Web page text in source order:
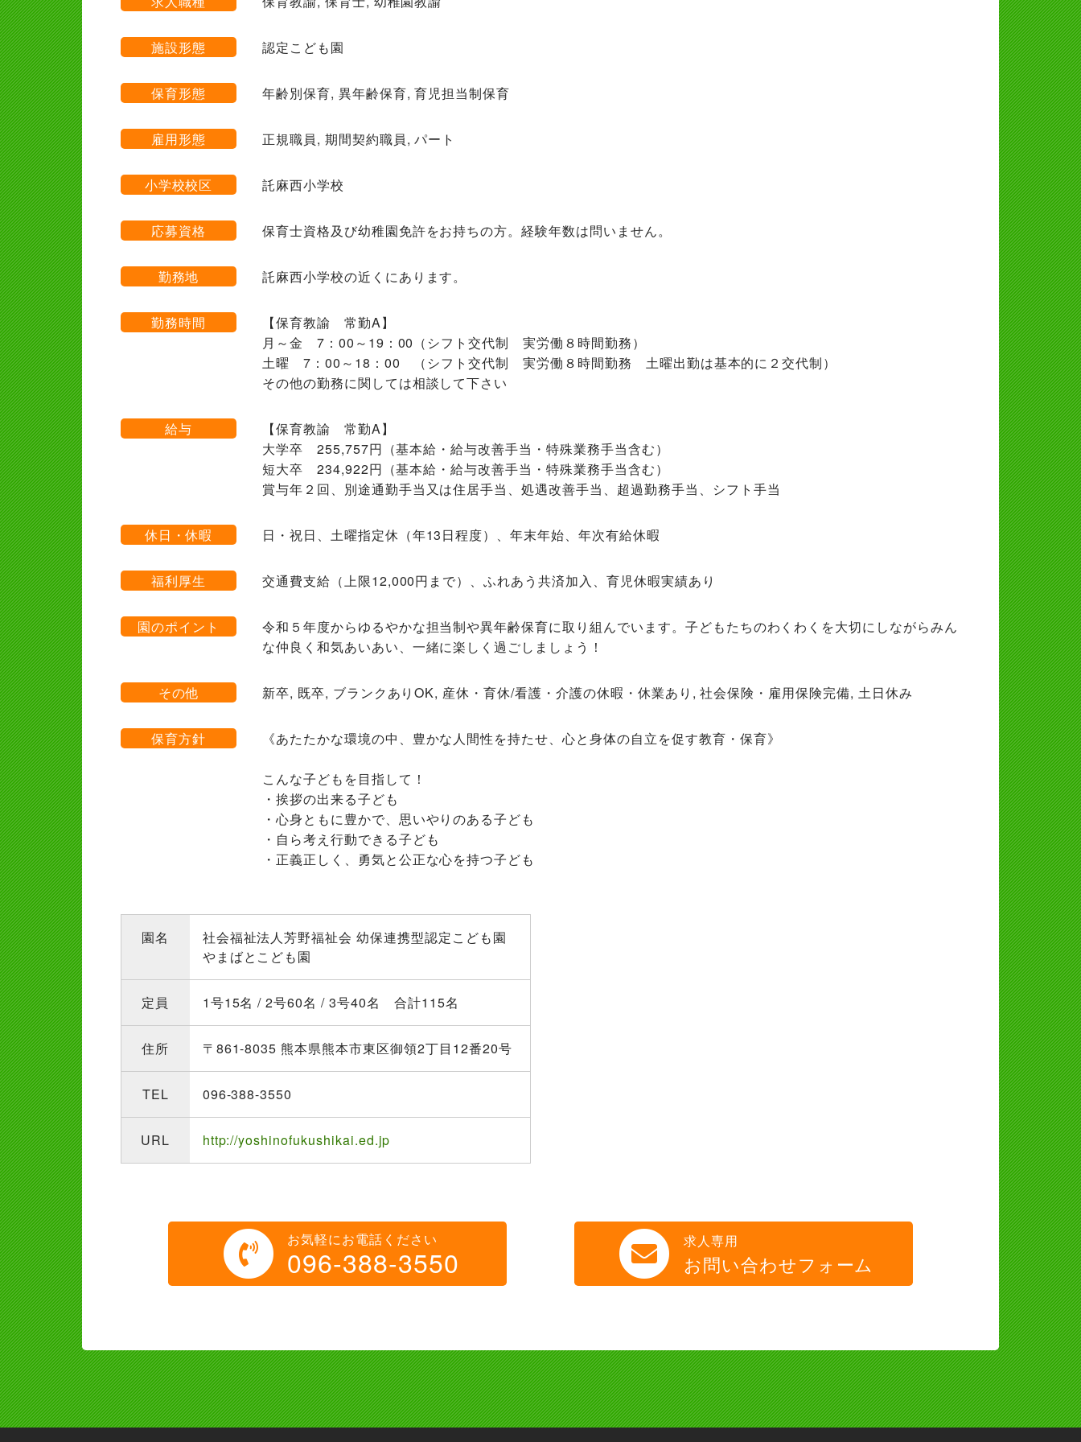
施設形態 認定こども園
保育形態 年齢別保育, 異年齢保育, 育児担当制保育
雇用形態 正規職員, 期間契約職員, パート
小学校校区 託麻西小学校
応募資格 保育士資格及び幼稚園免許をお持ちの方。経験年数は問いません。
勤務地 託麻西小学校の近くにあります。
勤務時間
【保育教諭 常勤A】
月～金 7：00～19：00（シフト交代制 実労働８時間勤務）
土曜 7：00～18：00 （シフト交代制 実労働８時間勤務 土曜出勤は基本的に２交代制）
その他の勤務に関しては相談して下さい
給与
【保育教諭 常勤A】
大学卒 255,757円（基本給・給与改善手当・特殊業務手当含む）
短大卒 234,922円（基本給・給与改善手当・特殊業務手当含む）
賞与年２回、別途通勤手当又は住居手当、処遇改善手当、超過勤務手当、シフト手当
休日・休暇 日・祝日、土曜指定休（年13日程度）、年末年始、年次有給休暇
福利厚生 交通費支給（上限12,000円まで）、ふれあう共済加入、育児休暇実績あり
園のポイント
令和５年度からゆるやかな担当制や異年齢保育に取り組んでいます。子どもたちのわくわくを大切にしながらみん
な仲良く和気あいあい、一緒に楽しく過ごしましょう！
その他 新卒, 既卒, ブランクありOK, 産休・育休/看護・介護の休暇・休業あり, 社会保険・雇用保険完備, 土日休み
保育方針 《あたたかな環境の中、豊かな人間性を持たせ、心と身体の自立を促す教育・保育》
こんな子どもを目指して！
・挨拶の出来る子ども
・心身ともに豊かで、思いやりのある子ども
・自ら考え行動できる子ども
・正義正しく、勇気と公正な心を持つ子ども
園名
社会福祉法人芳野福祉会 幼保連携型認定こども園
やまばとこども園
定員 1号15名 / 2号60名 / 3号40名 合計115名
住所 〒861-8035 熊本県熊本市東区御領2丁目12番20号
TEL 096-388-3550
URL http://yoshinofukushikai.ed.jp
お気軽にお電話ください
096-388-3550
求人専用
お問い合わせフォーム